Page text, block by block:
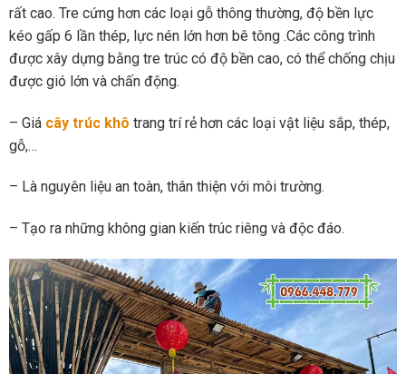
rất cao. Tre cứng hơn các loại gỗ thông thường, độ bền lực
kéo gấp 6 lần thép, lực nén lớn hơn bê tông .Các công trình
được xây dựng bằng tre trúc có độ bền cao, có thể chống chịu
được gió lớn và chấn động.
– Giá cây trúc khô trang trí rẻ hơn các loại vật liệu sắp, thép,
gỗ,…
– Là nguyên liệu an toàn, thân thiện với môi trường.
– Tạo ra những không gian kiến trúc riêng và độc đáo.